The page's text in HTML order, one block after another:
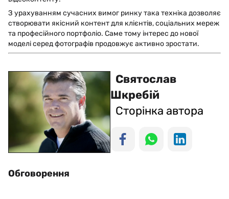
З урахуванням сучасних вимог ринку така техніка дозволяє
створювати якісний контент для клієнтів, соціальних мереж
та професійного портфоліо. Саме тому інтерес до нової
моделі серед фотографів продовжує активно зростати.
Святослав
Шкребій
Сторінка автора
Обговорення